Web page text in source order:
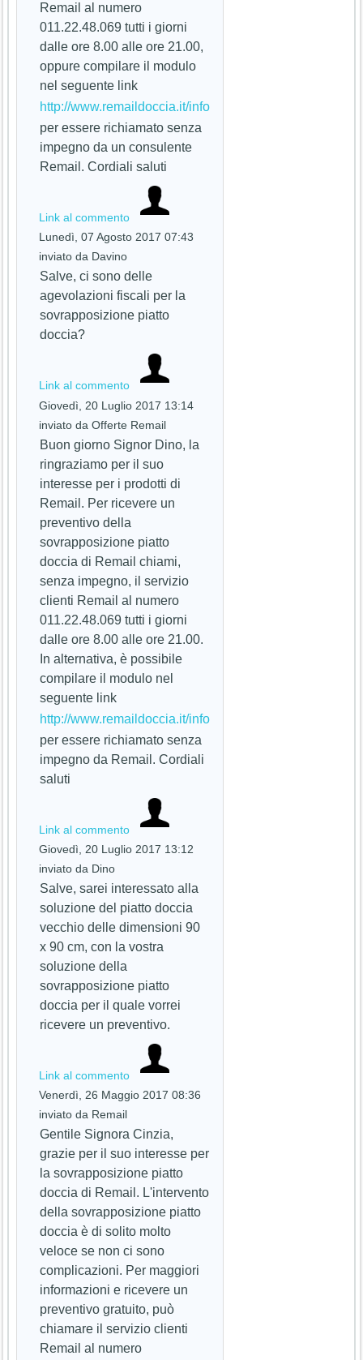
Remail al numero
011.22.48.069 tutti i giorni
dalle ore 8.00 alle ore 21.00,
oppure compilare il modulo
nel seguente link
http://www.remaildoccia.it/info
per essere richiamato senza
impegno da un consulente
Remail. Cordiali saluti
Link al commento
Lunedì, 07 Agosto 2017 07:43
inviato da Davino
Salve, ci sono delle
agevolazioni fiscali per la
sovrapposizione piatto
doccia?
Link al commento
Giovedì, 20 Luglio 2017 13:14
inviato da Offerte Remail
Buon giorno Signor Dino, la
ringraziamo per il suo
interesse per i prodotti di
Remail. Per ricevere un
preventivo della
sovrapposizione piatto
doccia di Remail chiami,
senza impegno, il servizio
clienti Remail al numero
011.22.48.069 tutti i giorni
dalle ore 8.00 alle ore 21.00.
In alternativa, è possibile
compilare il modulo nel
seguente link
http://www.remaildoccia.it/info
per essere richiamato senza
impegno da Remail. Cordiali
saluti
Link al commento
Giovedì, 20 Luglio 2017 13:12
inviato da Dino
Salve, sarei interessato alla
soluzione del piatto doccia
vecchio delle dimensioni 90
x 90 cm, con la vostra
soluzione della
sovrapposizione piatto
doccia per il quale vorrei
ricevere un preventivo.
Link al commento
Venerdì, 26 Maggio 2017 08:36
inviato da Remail
Gentile Signora Cinzia,
grazie per il suo interesse per
la sovrapposizione piatto
doccia di Remail. L'intervento
della sovrapposizione piatto
doccia è di solito molto
veloce se non ci sono
complicazioni. Per maggiori
informazioni e ricevere un
preventivo gratuito, può
chiamare il servizio clienti
Remail al numero